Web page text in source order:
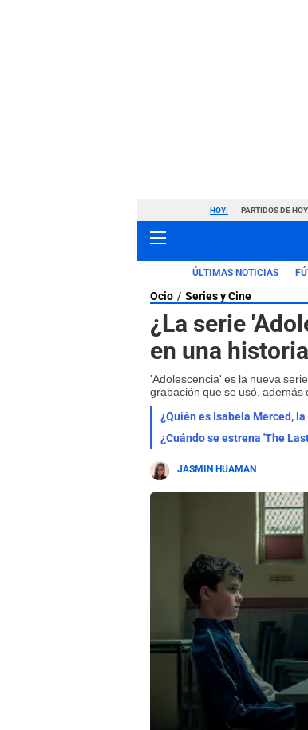
HOY: PARTIDOS DE HOY
ÚLTIMAS NOTICIAS
Ocio Series y Cine
¿La serie
en una
'Adolescencia' es la nueva
grabación que se usó, además
¿Quién es Isabela Merced,
¿Cuándo se estrena 'The
JASMIN HUAMAN